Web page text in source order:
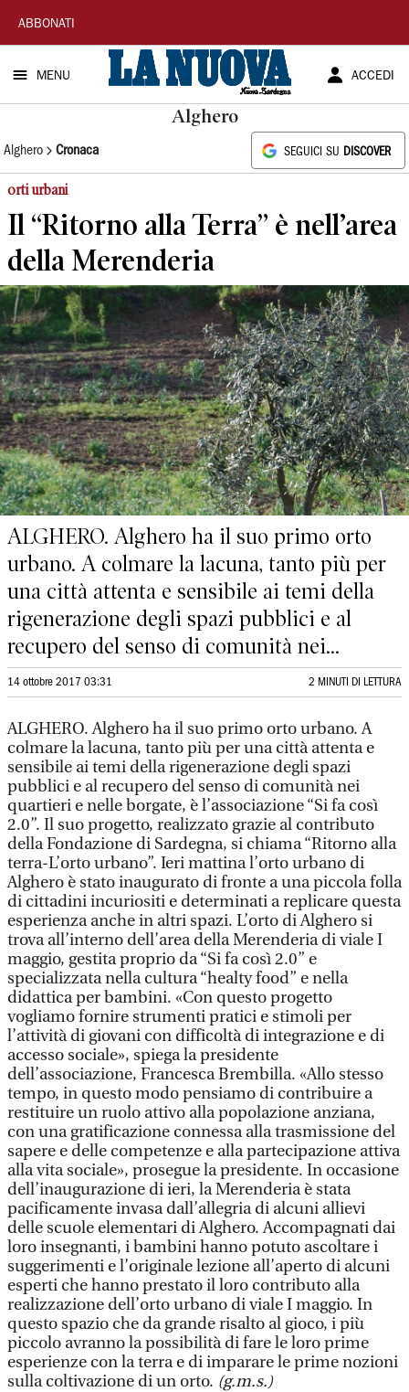
La
Nuova
Sardegna
ABBONATI
MENU ACCEDI
Alghero
Alghero Cronaca SEGUICI SU DISCOVER
orti urbani
Il “Ritorno alla Terra” è nell’area
della Merenderia
ALGHERO. Alghero ha il suo primo orto
urbano. A colmare la lacuna, tanto più per
una città attenta e sensibile ai temi della
rigenerazione degli spazi pubblici e al
recupero del senso di comunità nei...
14 ottobre 2017 03:31 2 MINUTI DI LETTURA
ALGHERO. Alghero ha il suo primo orto urbano. A
colmare la lacuna, tanto più per una città attenta e
sensibile ai temi della rigenerazione degli spazi
pubblici e al recupero del senso di comunità nei
quartieri e nelle borgate, è l’associazione “Si fa così
2.0”. Il suo progetto, realizzato grazie al contributo
della Fondazione di Sardegna, si chiama “Ritorno alla
terra-L’orto urbano”. Ieri mattina l’orto urbano di
Alghero è stato inaugurato di fronte a una piccola folla
di cittadini incuriositi e determinati a replicare questa
esperienza anche in altri spazi. L’orto di Alghero si
trova all’interno dell’area della Merenderia di viale I
maggio, gestita proprio da “Si fa così 2.0” e
specializzata nella cultura “healty food” e nella
didattica per bambini. «Con questo progetto
vogliamo fornire strumenti pratici e stimoli per
l’attività di giovani con difficoltà di integrazione e di
accesso sociale», spiega la presidente
dell’associazione, Francesca Brembilla. «Allo stesso
tempo, in questo modo pensiamo di contribuire a
restituire un ruolo attivo alla popolazione anziana,
con una gratificazione connessa alla trasmissione del
sapere e delle competenze e alla partecipazione attiva
alla vita sociale», prosegue la presidente. In occasione
dell’inaugurazione di ieri, la Merenderia è stata
pacificamente invasa dall’allegria di alcuni allievi
delle scuole elementari di Alghero. Accompagnati dai
loro insegnanti, i bambini hanno potuto ascoltare i
suggerimenti e l’originale lezione all’aperto di alcuni
esperti che hanno prestato il loro contributo alla
realizzazione dell’orto urbano di viale I maggio. In
questo spazio che da grande risalto al gioco, i più
piccolo avranno la possibilità di fare le loro prime
esperienze con la terra e di imparare le prime nozioni
sulla coltivazione di un orto. (g.m.s.)